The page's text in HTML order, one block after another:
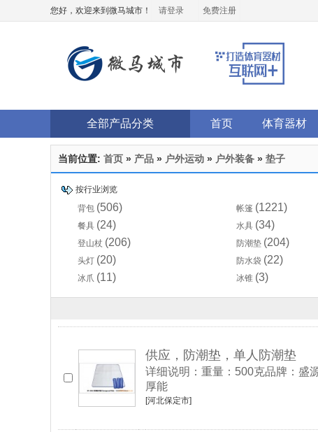
您好，欢迎来到微马城市！ 请登录 免费注册
全部产品分类 首页 体育器材
当前位置: 首页 » 产品 » 户外运动 » 户外装备 » 垫子
按行业浏览
背包 (506) 帐篷 (1221)
餐具 (24) 水具 (34)
登山杖 (206) 防潮垫 (204)
头灯 (20) 防水袋 (22)
冰爪 (11) 冰锥 (3)
供应，防潮垫，单人防潮垫
详细说明：重量：500克品牌：盛
厚能
[河北保定市]